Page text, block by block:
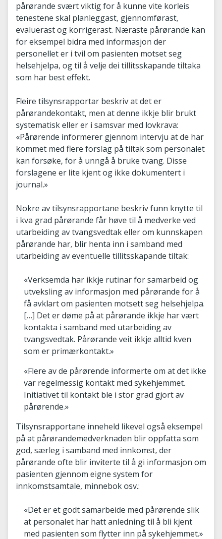
pårørande svært viktig for å kunne vite korleis
tenestene skal planleggast, gjennomførast,
evaluerast og korrigerast. Næraste pårørande kan
for eksempel bidra med informasjon der
personellet er i tvil om pasienten motset seg
helsehjelpa, og til å velje dei tillitsskapande tiltaka
som har best effekt.
Fleire tilsynsrapportar beskriv at det er
pårørandekontakt, men at denne ikkje blir brukt
systematisk eller er i samsvar med lovkrava:
«Pårørende informerer gjennom intervju at de har
kommet med flere forslag på tiltak som personalet
kan forsøke, for å unngå å bruke tvang. Disse
forslagene er lite kjent og ikke dokumentert i
journal.»
Nokre av tilsynsrapportane beskriv funn knytte til
i kva grad pårørande får høve til å medverke ved
utarbeiding av tvangsvedtak eller om kunnskapen
pårørande har, blir henta inn i samband med
utarbeiding av eventuelle tillitsskapande tiltak:
«Verksemda har ikkje rutinar for samarbeid og
utveksling av informasjon med pårørande for å
få avklart om pasienten motsett seg helsehjelpa.
[…] Det er døme på at pårørande ikkje har vært
kontakta i samband med utarbeiding av
tvangsvedtak. Pårørande veit ikkje alltid kven
som er primærkontakt.»
«Flere av de pårørende informerte om at det ikke
var regelmessig kontakt med sykehjemmet.
Initiativet til kontakt ble i stor grad gjort av
pårørende.»
Tilsynsrapportane inneheld likevel også eksempel
på at pårørandemedverknaden blir oppfatta som
god, særleg i samband med innkomst, der
pårørande ofte blir inviterte til å gi informasjon om
pasienten gjennom eigne system for
innkomstsamtale, minnebok osv.:
«Det er et godt samarbeide med pårørende slik
at personalet har hatt anledning til å bli kjent
med pasienten som flytter inn på sykehjemmet.»